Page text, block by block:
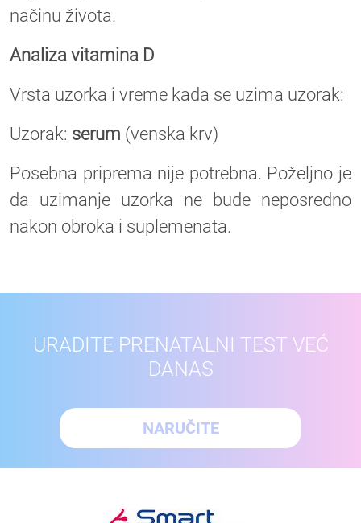
načinu života.
Analiza vitamina D
Vrsta uzorka i vreme kada se uzima uzorak:
Uzorak: serum (venska krv)
Posebna priprema nije potrebna. Poželjno je
da uzimanje uzorka ne bude neposredno
nakon obroka i suplemenata.
URADITE PRENATALNI TEST VEĆ
DANAS
NARUČITE